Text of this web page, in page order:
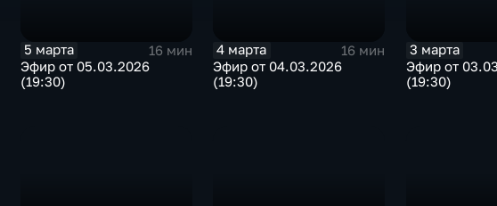
5 марта
16 мин
Эфир от 05.03.2026
(19:30)
4 марта
16 мин
Эфир от 04.03.2026
(19:30)
3 марта
Эфир от
(19:30)